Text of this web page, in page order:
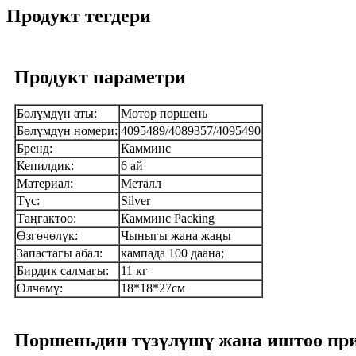
Продукт тегдери
Продукт параметри
Бөлүмдүн аты:
Мотор поршень
Бөлүмдүн номери: 4095489/4089357/4095490
Бренд:
Камминс
Кепилдик:
6 ай
Материал:
Металл
Түс:
Silver
Таңгактоо:
Камминс Packing
Өзгөчөлүк:
Чыныгы жана жаңы
Запастагы абал:
кампада 100 даана;
Бирдик салмагы:
11 кг
Өлчөмү:
18*18*27см
Поршеньдин түзүлүшү жана иштөө